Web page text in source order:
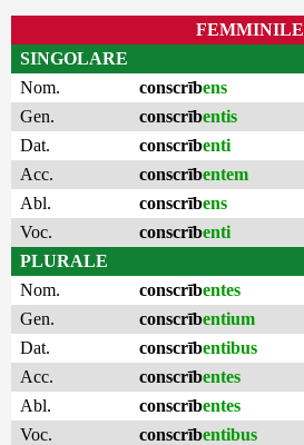
FEMMINILE
SINGOLARE
Nom.
conscrībens
Gen.
conscrībentis
Dat.
conscrībenti
Acc.
conscrībentem
Abl.
conscrībens
Voc.
conscrībenti
PLURALE
Nom.
conscrībentes
Gen.
conscrībentium
Dat.
conscrībentibus
Acc.
conscrībentes
Abl.
conscrībentes
Voc.
conscrībentibus